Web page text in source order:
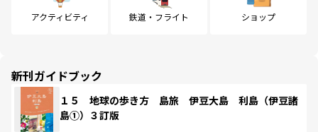
アクティビティ 鉄道・フライト ショップ
新刊ガイドブック
１５ 地球の歩き方 島旅 伊豆大島 利島（伊豆諸
島①）３訂版